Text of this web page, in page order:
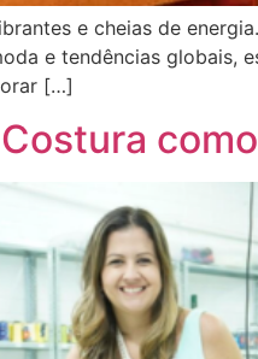
e cheias de
e tendências
[…]